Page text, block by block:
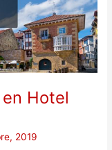
Hotel
2019